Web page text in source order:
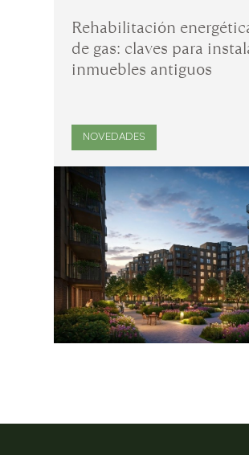
Rehabilitación
de gas: claves para
inmuebles antiguos
NOVEDADES